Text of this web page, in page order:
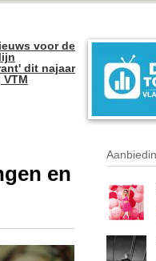
voor de
dit najaar
en